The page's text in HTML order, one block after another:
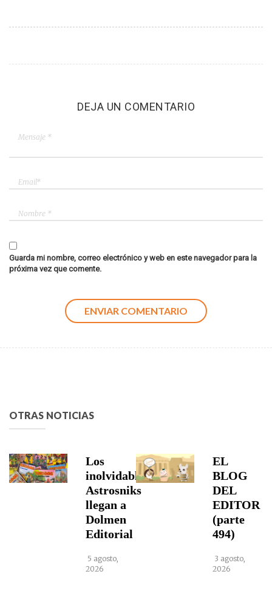
DEJA UN COMENTARIO
Guarda mi nombre, correo electrónico y web en este navegador para la
próxima vez que comente.
OTRAS NOTICIAS
Los
inolvidables
Astrosniks
llegan a
Dolmen
Editorial
5 agosto,
2026
EL
BLOG
DEL
EDITOR
(parte
494)
3 agosto,
2026